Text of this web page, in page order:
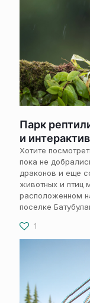
Парк
и
Хотите
пока не
драконов и еще
животных и птиц
расположенном
поселке
1